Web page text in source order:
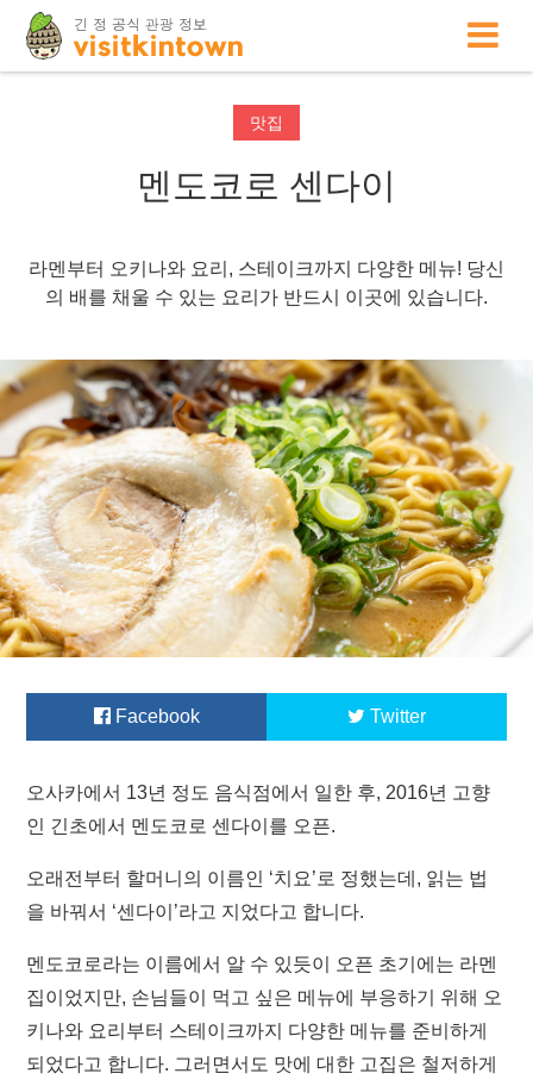
맛집
멘도코로 센다이
라멘부터 오키나와 요리, 스테이크까지 다양한 메뉴! 당신
의 배를 채울 수 있는 요리가 반드시 이곳에 있습니다.
Facebook Twitter
오사카에서 13년 정도 음식점에서 일한 후, 2016년 고향
인 긴초에서 멘도코로 센다이를 오픈.
오래전부터 할머니의 이름인 ‘치요’로 정했는데, 읽는 법
을 바꿔서 ‘센다이’라고 지었다고 합니다.
멘도코로라는 이름에서 알 수 있듯이 오픈 초기에는 라멘
집이었지만, 손님들이 먹고 싶은 메뉴에 부응하기 위해 오
키나와 요리부터 스테이크까지 다양한 메뉴를 준비하게
되었다고 합니다. 그러면서도 맛에 대한 고집은 철저하게